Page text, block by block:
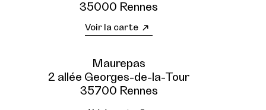
35000 Rennes
Voir la carte
Maurepas
2 allée Georges-de-la-Tour
35700 Rennes